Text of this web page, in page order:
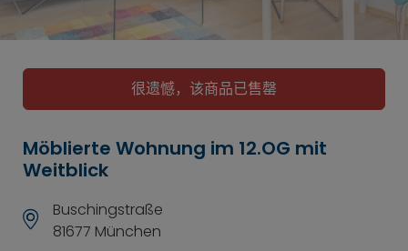
很遗憾，该商品已售罄
Möblierte Wohnung im 12.OG mit
Weitblick
Buschingstraße
81677 München